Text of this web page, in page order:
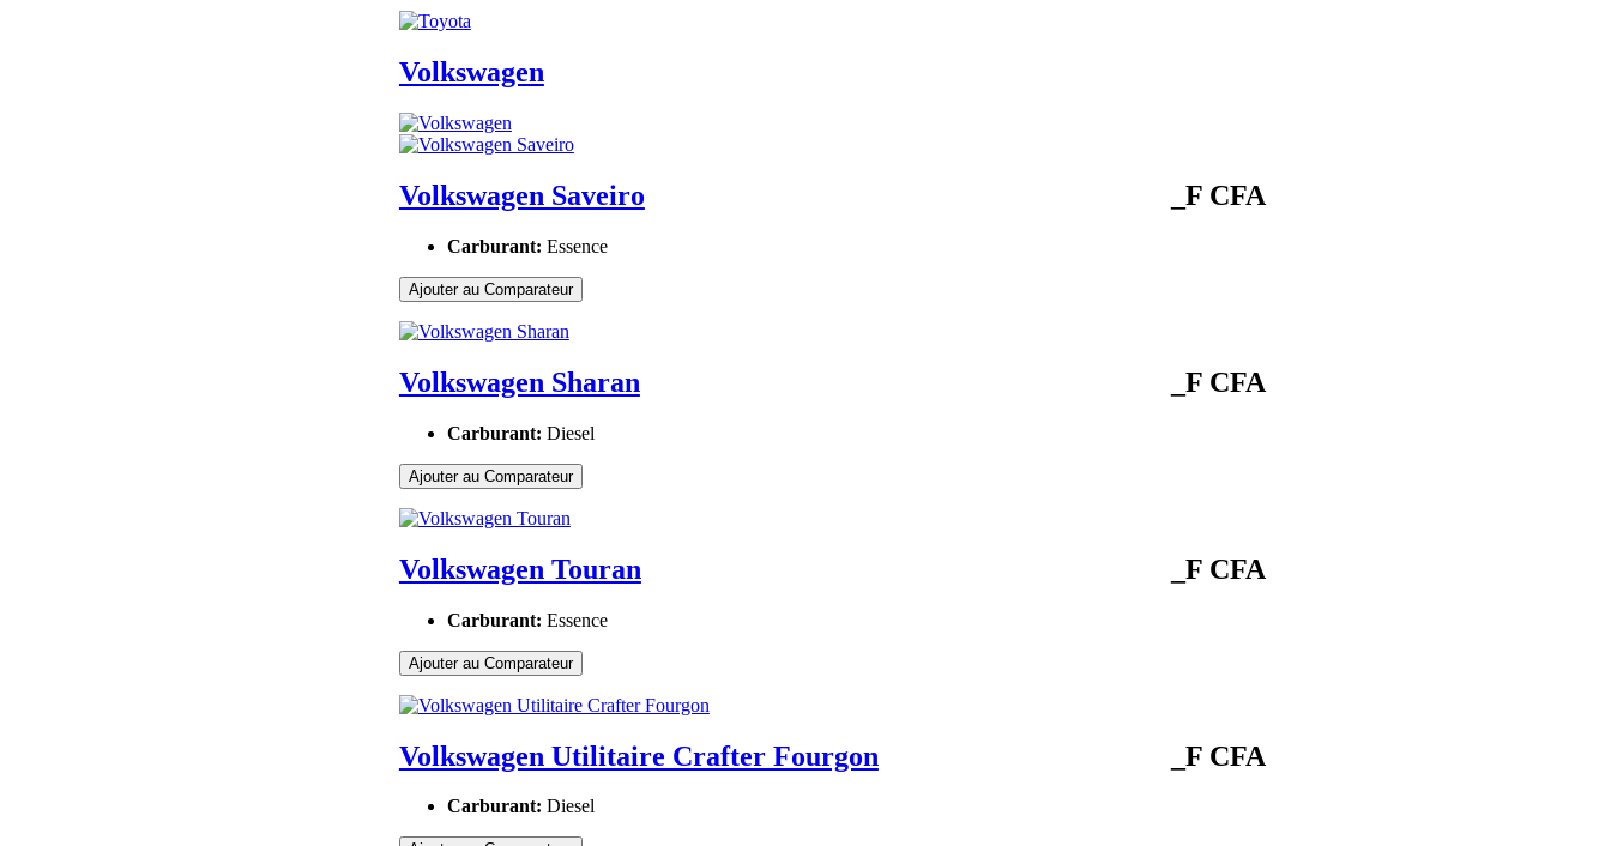
Volkswagen
Volkswagen Saveiro _F CFA
Carburant: Essence
Ajouter au Comparateur
Volkswagen Sharan _F CFA
Carburant: Diesel
Ajouter au Comparateur
Volkswagen Touran _F CFA
Carburant: Essence
Ajouter au Comparateur
Volkswagen Utilitaire Crafter Fourgon _F CFA
Carburant: Diesel